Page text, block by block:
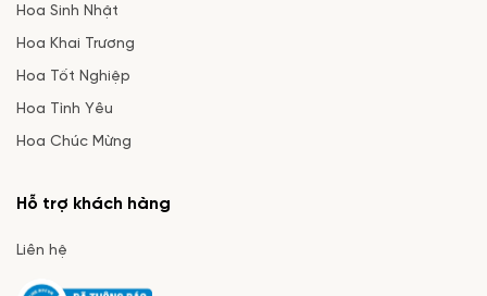
Hoa Sinh Nhật
Hoa Khai Trương
Hoa Tốt Nghiệp
Hoa Tình Yêu
Hoa Chúc Mừng
Hỗ trợ khách hàng
Liên hệ